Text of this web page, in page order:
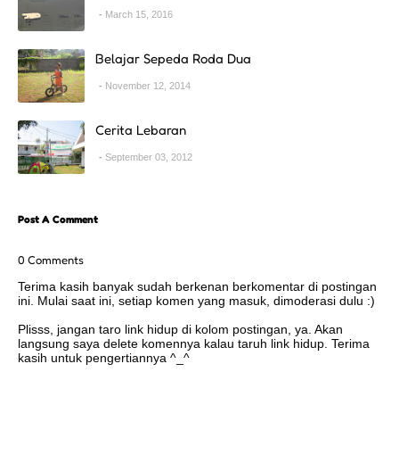
March 15, 2016
Belajar Sepeda Roda Dua
November 12, 2014
Cerita Lebaran
September 03, 2012
Post A Comment
0 Comments
Terima kasih banyak sudah berkenan berkomentar di postingan
ini. Mulai saat ini, setiap komen yang masuk, dimoderasi dulu :)
Plisss, jangan taro link hidup di kolom postingan, ya. Akan
langsung saya delete komennya kalau taruh link hidup. Terima
kasih untuk pengertiannya ^_^